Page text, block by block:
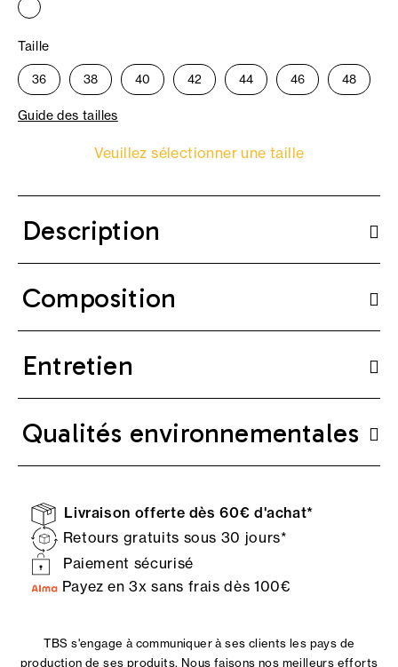
Taille
36 38 40 42 44 46 48
Guide des tailles
Veuillez sélectionner une taille
Description
Composition
Entretien
Qualités environnementales
Livraison offerte dès 60€ d'achat*
Retours gratuits sous 30 jours*
Paiement sécurisé
Payez en 3x sans frais dès 100€
TBS s'engage à communiquer à ses clients les pays de
production de ses produits. Nous faisons nos meilleurs efforts